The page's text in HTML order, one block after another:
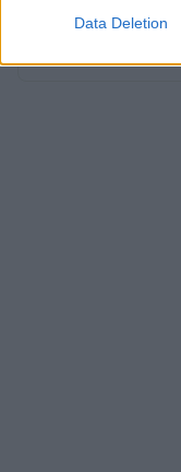
Data Deletion